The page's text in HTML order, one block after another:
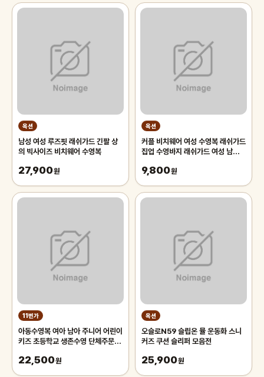
옥션
남성 여성 루즈핏 래쉬가드 긴팔 상
의 빅사이즈 비치웨어 수영복
27,900원
옥션
커플 비치웨어 여성 수영복 래쉬가드
집업 수영바지 래쉬가드 여성 남성래
9,800원
11번가
아동수영복 여아 남아 주니어 어린이
키즈 초등학교 생존수영 단체주문 실
드 5부팬츠 레깅스 물놀이 아레나
22,500원
옥션
오슬로N59 슬립온 뮬 운동화 스니
커즈 쿠션 슬리퍼 모음전
25,900원